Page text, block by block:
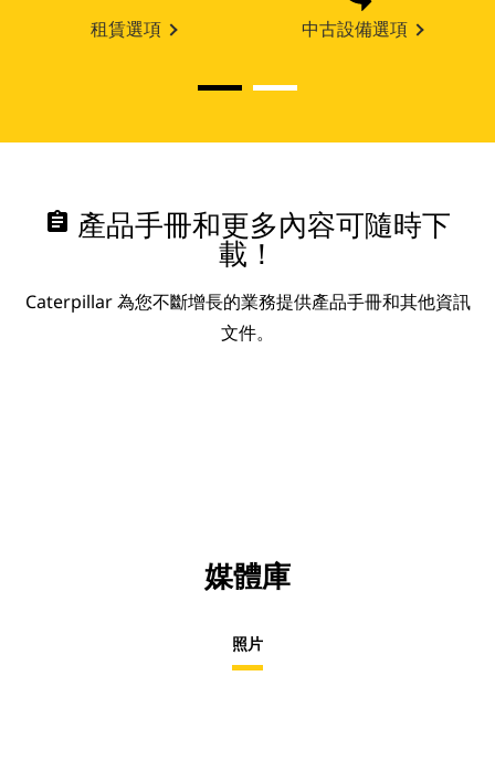
租賃選項 中古設備選項
assignment 產品手冊和更多內容可隨時下
載！
Caterpillar 為您不斷增長的業務提供產品手冊和其他資訊
文件。
媒體庫
照片